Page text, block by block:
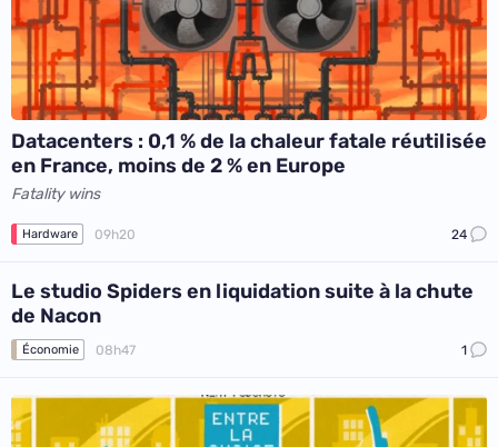
Datacenters : 0,1 % de la chaleur fatale réutilisée
en France, moins de 2 % en Europe
Fatality wins
Hardware 09h20 24
Le studio Spiders en liquidation suite à la chute
de Nacon
Économie 08h47 1